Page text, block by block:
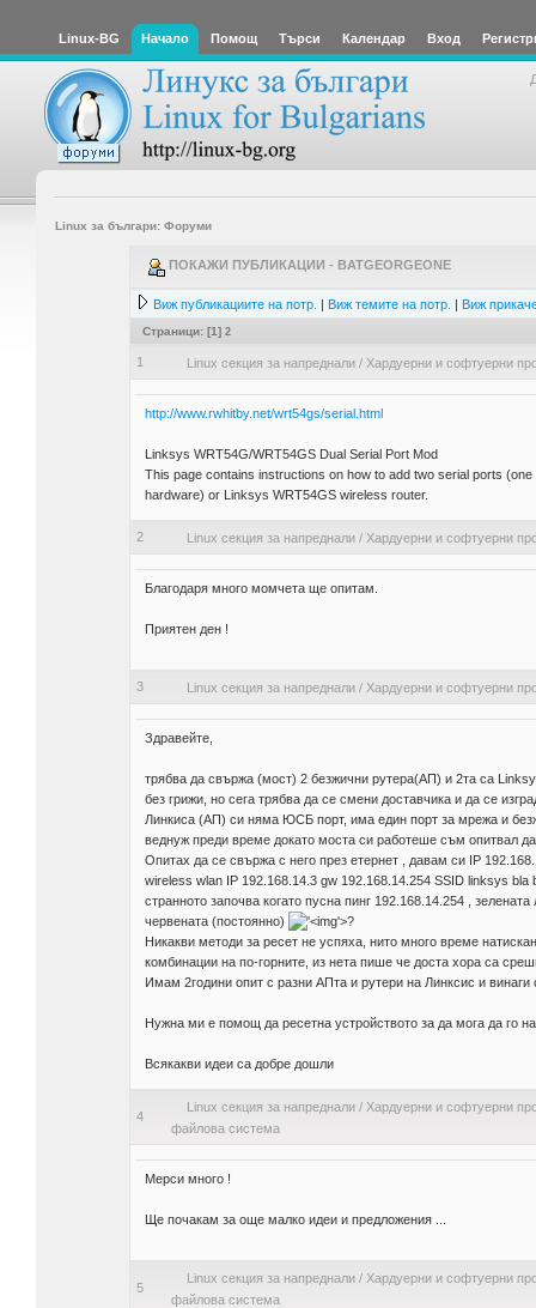
Linux-BG Начало Помощ Търси Календар Вход
Linux за българи: Форуми
ПОКАЖИ ПУБЛИКАЦИИ - BATGEORGEONE
Виж публикациите на потр. | Виж темите на потр. | Виж
Страници: [1] 2
1 Linux секция за напреднали/ Хардуерни и софтуерни
http://www.rwhitby.net/wrt54gs/serial.html
Linksys WRT54G/WRT54GS Dual Serial Port Mod
This page contains instructions on how to add two serial ports
hardware) or Linksys WRT54GS wireless router.
2 Linux секция за напреднали/ Хардуерни и софтуерни
Благодаря много момчета ще опитам.
Приятен ден !
3 Linux секция за напреднали/ Хардуерни и софтуерни
Здравейте,
трябва да свържа (мост) 2 безжични рутера(АП) и 2та са
без грижи, но сега трябва да се смени доставчика и да се
Линкиса (АП) си няма ЮСБ порт, има един порт за мрежа и
веднуж преди време докато моста си работеше съм опитвал
Опитах да се свържа с него през етернет , давам си IP
wireless wlan IP 192.168.14.3 gw 192.168.14.254 SSID linksys
странното започва когато пусна пинг 192.168.14.254 ,
червената (постоянно)
'>?
Никакви методи за ресет не успяха, нито много време
комбинации на по-горните, из нета пише че доста хора са
Имам 2години опит с разни АПта и рутери на Линксис и
Нужна ми е помощ да ресетна устройството за да мога да го
Всякакви идеи са добре дошли
4
Linux секция за напреднали/ Хардуерни и софтуерни
файлова система
Мерси много !
Ще почакам за още малко идеи и предложения ...
5
Linux секция за напреднали/ Хардуерни и софтуерни
файлова система